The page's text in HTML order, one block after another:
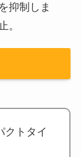
抑制しま
。
クトタイ